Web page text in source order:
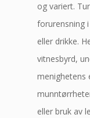
og variert.
forurensning
eller drikke.
vitnesbyrd,
menighetens
eller bruk av